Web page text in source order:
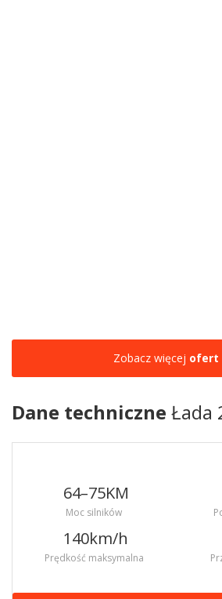
Zobacz więcej ofert
Dane techniczne Łada
64–75KM
Moc silników
140km/h
Prędkość maksymalna